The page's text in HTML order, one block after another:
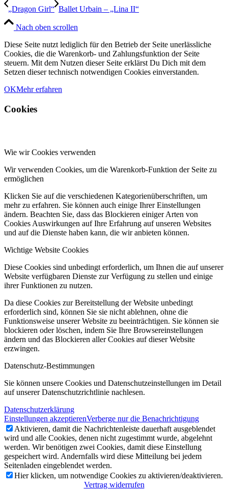
„Dragon Girl“ Ballet Urbain – „Lina II“
Nach oben scrollen
Diese Seite nutzt lediglich für den Betrieb der Seite unerlässliche
Cookies, die die Warenkorb- und Zahlungsfunktion der Seite
steuern. Mit dem Nutzen dieser Seite erklärst Du Dich mit dem
Setzen dieser technisch notwendigen Cookies einverstanden.
OKMehr erfahren
Cookies
Wie wir Cookies verwenden
Wir verwenden Cookies, um die Warenkorb-Funktion der Seite zu
ermöglichen
Klicken Sie auf die verschiedenen Kategorienüberschriften, um
mehr zu erfahren. Sie können auch einige Ihrer Einstellungen
ändern. Beachten Sie, dass das Blockieren einiger Arten von
Cookies Auswirkungen auf Ihre Erfahrung auf unseren Websites
und auf die Dienste haben kann, die wir anbieten können.
Wichtige Website Cookies
Diese Cookies sind unbedingt erforderlich, um Ihnen die auf unserer
Website verfügbaren Dienste zur Verfügung zu stellen und einige
ihrer Funktionen zu nutzen.
Da diese Cookies zur Bereitstellung der Website unbedingt
erforderlich sind, können Sie sie nicht ablehnen, ohne die
Funktionsweise unserer Website zu beeinträchtigen. Sie können sie
blockieren oder löschen, indem Sie Ihre Browsereinstellungen
ändern und das Blockieren aller Cookies auf dieser Website
erzwingen.
Datenschutz-Bestimmungen
Sie können unsere Cookies und Datenschutzeinstellungen im Detail
auf unserer Datenschutzrichtlinie nachlesen.
Datenschutzerklärung
Einstellungen akzeptierenVerberge nur die Benachrichtigung
Aktivieren, damit die Nachrichtenleiste dauerhaft ausgeblendet
wird und alle Cookies, denen nicht zugestimmt wurde, abgelehnt
werden. Wir benötigen zwei Cookies, damit diese Einstellung
gespeichert wird. Andernfalls wird diese Mitteilung bei jedem
Seitenladen eingeblendet werden.
Hier klicken, um notwendige Cookies zu aktivieren/deaktivieren.
Vertrag widerrufen